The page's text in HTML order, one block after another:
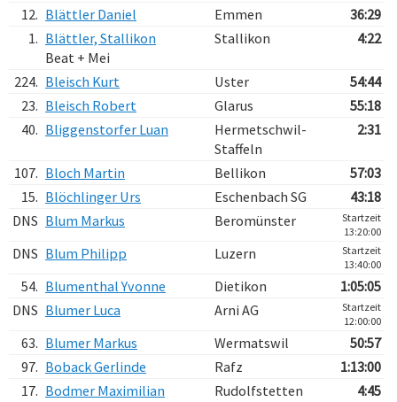
12. Blättler Daniel Emmen
36:29
1. Blättler, Stallikon
Beat + Mei
Stallikon 4:22
224. Bleisch Kurt Uster
54:44
23. Bleisch Robert Glarus
55:18
40. Bliggenstorfer Luan
Hermetschwil-
Staffeln
2:31
107. Bloch Martin Bellikon
57:03
15. Blöchlinger Urs Eschenbach SG
43:18
DNS Blum Markus Beromünster
Startzeit
13:20:00
DNS Blum Philipp Luzern
Startzeit
13:40:00
54. Blumenthal Yvonne Dietikon
1:05:05
DNS Blumer Luca Arni AG
Startzeit
12:00:00
63. Blumer Markus Wermatswil
50:57
97. Boback Gerlinde Rafz
1:13:00
17. Bodmer Maximilian Rudolfstetten
4:45